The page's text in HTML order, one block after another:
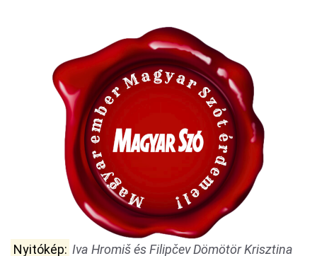
Nyitókép: Iva Hromiš és Filipčev Dömötör Krisztina